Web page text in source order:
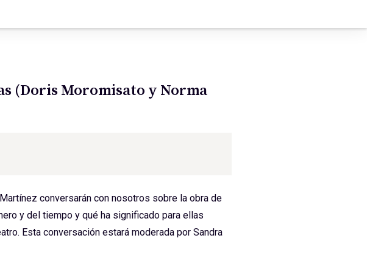
(Doris Moromisato y Norma
conversarán con nosotros sobre la obra de
y del tiempo y qué ha significado para ellas
Esta conversación estará moderada por Sandra